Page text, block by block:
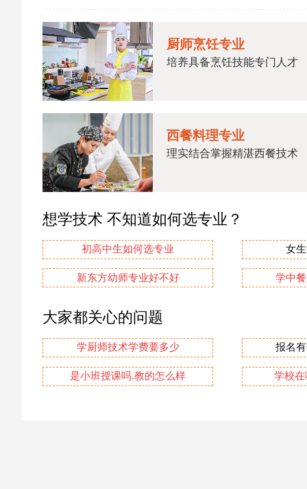
厨师烹饪专业
培养具备烹饪技能专门人才
西餐料理专业
理实结合掌握精湛西餐技术
想学技术 不知道如何选专业？
初高中生如何选专业 女
新东方幼师专业好不好 学中
大家都关心的问题
学厨师技术学费要多少 报名
是小班授课吗.教的怎么样 学校